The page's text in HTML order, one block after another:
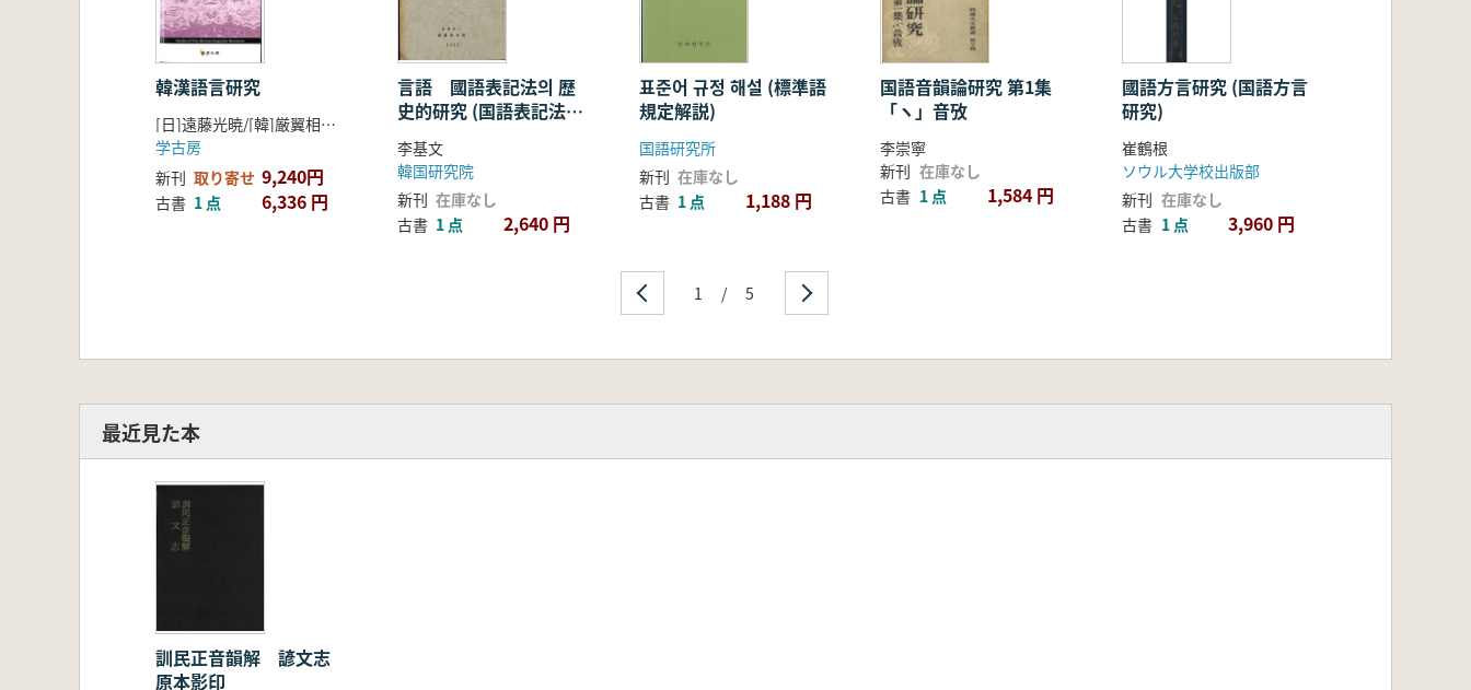
韓漢語言研究
[日]遠藤光暁/[韓]厳翼相 編
学古房
新刊 取り寄せ 9,240円
古書 1 点 6,336 円
言語 國語表記法의 歴
史的研究 (国語表記法の
歴史的研究)
李基文
韓国研究院
新刊 在庫なし
古書 1 点 2,640 円
표준어 규정 해설 (標準語
規定解説)
国語研究所
新刊 在庫なし
古書 1 点 1,188 円
国語音韻論研究 第1集
「ヽ」音攷
李崇寧
新刊 在庫なし
古書 1 点 1,584 円
國語方言研究 (国語方言
研究)
崔鶴根
ソウル大学校出版部
新刊 在庫なし
古書 1 点 3,960 円
1 / 5
最近見た本
訓民正音韻解 諺文志
原本影印